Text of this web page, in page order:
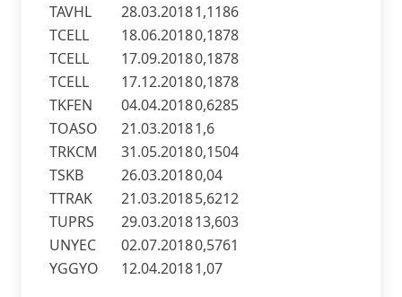
TAVHL
28.03.20181,1186
TCELL
18.06.20180,1878
TCELL
17.09.20180,1878
TCELL
17.12.20180,1878
TKFEN
04.04.20180,6285
TOASO
21.03.20181,6
TRKCM
31.05.20180,1504
TSKB
26.03.20180,04
TTRAK
21.03.20185,6212
TUPRS
29.03.201813,603
UNYEC
02.07.20180,5761
YGGYO
12.04.20181,07